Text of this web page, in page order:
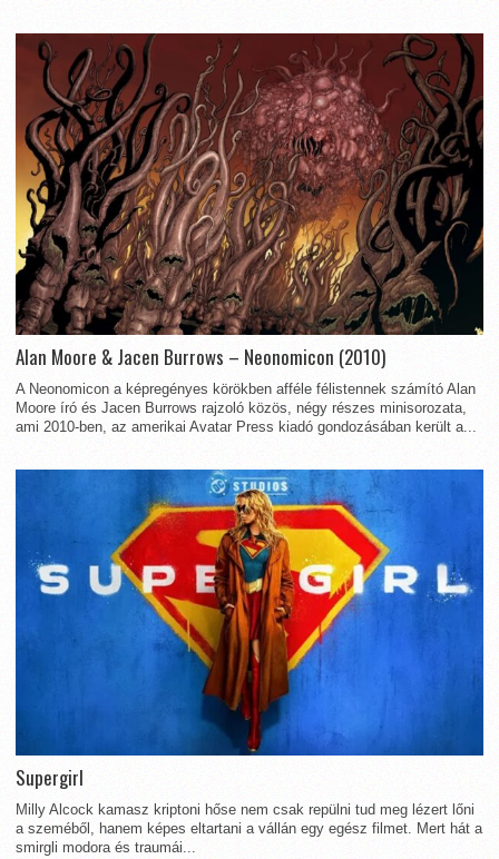
Alan Moore & Jacen Burrows – Neonomicon (2010)
A Neonomicon a képregényes körökben afféle félistennek számító Alan
Moore író és Jacen Burrows rajzoló közös, négy részes minisorozata,
ami 2010-ben, az amerikai Avatar Press kiadó gondozásában került a...
Supergirl
Milly Alcock kamasz kriptoni hőse nem csak repülni tud meg lézert lőni
a szeméből, hanem képes eltartani a vállán egy egész filmet. Mert hát a
smirgli modora és traumái...